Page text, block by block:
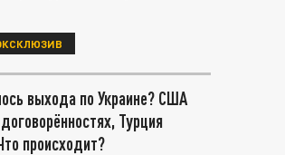
выхода по Украине? США
Турция
происходит?